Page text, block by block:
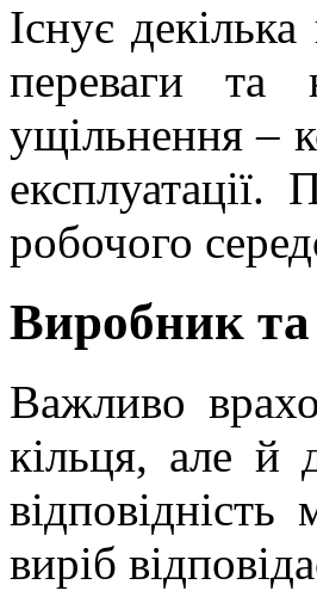
Існує
переваги та
ущільнення –
експлуатації.
робочого
Виробник та
Важливо
кільця, але й
виріб